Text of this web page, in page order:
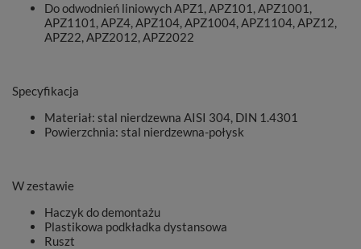
Do odwodnień liniowych APZ1, APZ101, APZ1001,
APZ1101, APZ4, APZ104, APZ1004, APZ1104, APZ12,
APZ22, APZ2012, APZ2022
Specyfikacja
Materiał: stal nierdzewna AISI 304, DIN 1.4301
Powierzchnia: stal nierdzewna-połysk
W zestawie
Haczyk do demontażu
Plastikowa podkładka dystansowa
Ruszt